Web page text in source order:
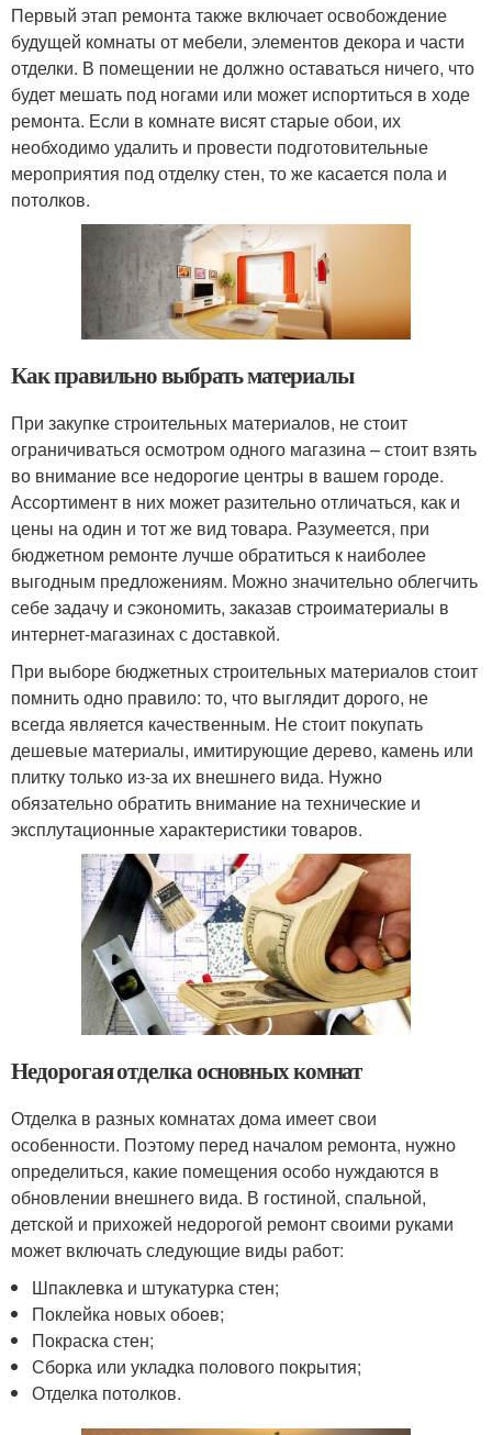
Первый этап ремонта также включает освобождение
будущей комнаты от мебели, элементов декора и части
отделки. В помещении не должно оставаться ничего, что
будет мешать под ногами или может испортиться в ходе
ремонта. Если в комнате висят старые обои, их
необходимо удалить и провести подготовительные
мероприятия под отделку стен, то же касается пола и
потолков.
Как правильно выбрать материалы
При закупке строительных материалов, не стоит
ограничиваться осмотром одного магазина – стоит взять
во внимание все недорогие центры в вашем городе.
Ассортимент в них может разительно отличаться, как и
цены на один и тот же вид товара. Разумеется, при
бюджетном ремонте лучше обратиться к наиболее
выгодным предложениям. Можно значительно облегчить
себе задачу и сэкономить, заказав строиматериалы в
интернет-магазинах с доставкой.
При выборе бюджетных строительных материалов стоит
помнить одно правило: то, что выглядит дорого, не
всегда является качественным. Не стоит покупать
дешевые материалы, имитирующие дерево, камень или
плитку только из-за их внешнего вида. Нужно
обязательно обратить внимание на технические и
эксплутационные характеристики товаров.
Недорогая отделка основных комнат
Отделка в разных комнатах дома имеет свои
особенности. Поэтому перед началом ремонта, нужно
определиться, какие помещения особо нуждаются в
обновлении внешнего вида. В гостиной, спальной,
детской и прихожей недорогой ремонт своими руками
может включать следующие виды работ:
Шпаклевка и штукатурка стен;
Поклейка новых обоев;
Покраска стен;
Сборка или укладка полового покрытия;
Отделка потолков.